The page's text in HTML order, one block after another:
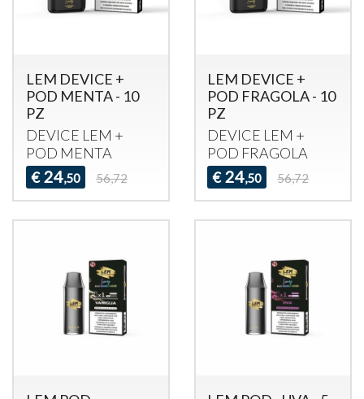
LEM DEVICE +
POD MENTA - 10
PZ
DEVICE LEM +
POD MENTA
€ 24,50 56,72
LEM DEVICE +
POD FRAGOLA - 10
PZ
DEVICE LEM +
POD FRAGOLA
€ 24,50 56,72